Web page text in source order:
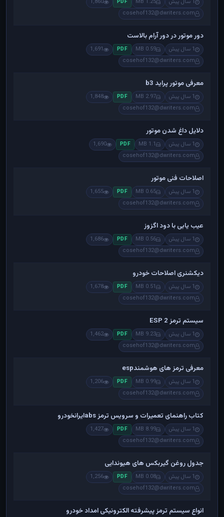
1 سال پیش 1.25 MB
PDF
1,860
cosehof132@dwriters.com
دور موتور در دور آرام بالاست
1 سال پیش 0.59 MB
PDF
1,691
cosehof132@dwriters.com
معرفی موتور پراید b3
1 سال پیش 2.97 MB
PDF
1,848
cosehof132@dwriters.com
دلایل داغ شدن موتور
1 سال پیش 1.1 MB
PDF
1,690
cosehof132@dwriters.com
اصلاحات فنی موتور
1 سال پیش 0.65 MB
PDF
1,655
cosehof132@dwriters.com
عیب یابی با دود اگزوز
1 سال پیش 0.56 MB
PDF
1,686
cosehof132@dwriters.com
دیکشنری اصلاحات خودرو
1 سال پیش 0.51 MB
PDF
1,678
cosehof132@dwriters.com
سیستم ترمز ESP 2
1 سال پیش 9.23 MB
PDF
1,462
cosehof132@dwriters.com
معرفی ترمز های هوشمندesp
1 سال پیش 0.99 MB
PDF
1,206
cosehof132@dwriters.com
کتاب راهنمای تعمیرات و سرویس ترمز absایرانخودرو
1 سال پیش 8.99 MB
PDF
1,427
cosehof132@dwriters.com
جدول روغن گیربکس های هیوندایی
1 سال پیش 0.08 MB
PDF
1,256
cosehof132@dwriters.com
انواع سیستم ترمز پیشرفته الکترونیکی امداد خودرو